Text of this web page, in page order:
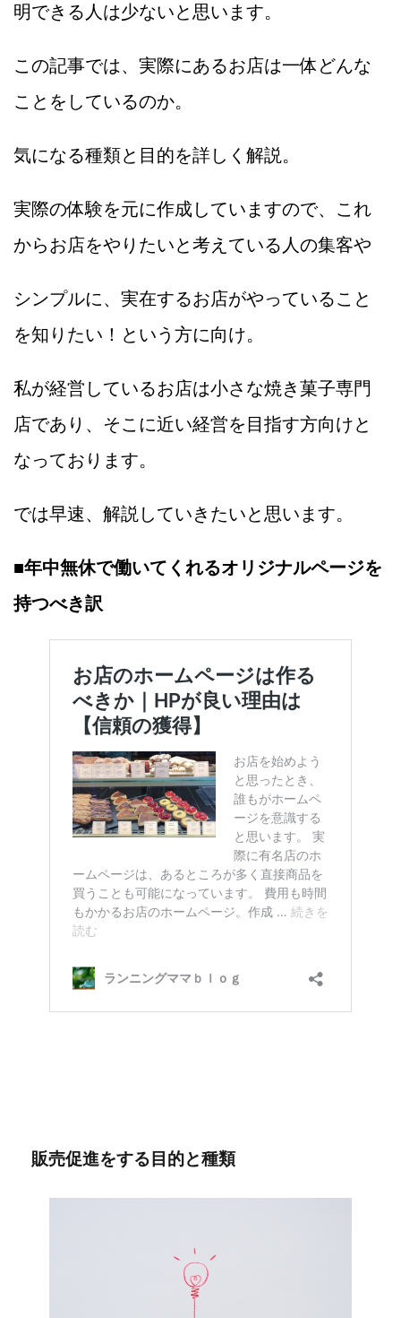
明できる人は少ないと思います。
この記事では、実際にあるお店は一体どんな
ことをしているのか。
気になる種類と目的を詳しく解説。
実際の体験を元に作成していますので、これ
からお店をやりたいと考えている人の集客や
シンプルに、実在するお店がやっていること
を知りたい！という方に向け。
私が経営しているお店は小さな焼き菓子専門
店であり、そこに近い経営を目指す方向けと
なっております。
では早速、解説していきたいと思います。
■年中無休で働いてくれるオリジナルページを
持つべき訳
販売促進をする目的と種類